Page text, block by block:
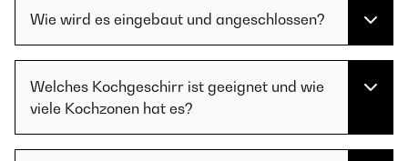
Wie wird es eingebaut und angeschlossen?
Welches Kochgeschirr ist geeignet und wie
viele Kochzonen hat es?